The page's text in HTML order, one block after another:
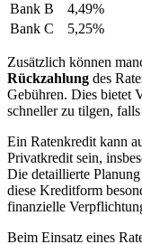
Bank B
4,49%
Bank C
5,25%
Zusätzlich können
Rückzahlung des
Gebühren. Dies bietet
schneller zu tilgen,
Ein⁤ Ratenkredit kann‌
Privatkredit sein,
Die detaillierte
diese Kreditform
finanzielle
Beim Einsatz eines